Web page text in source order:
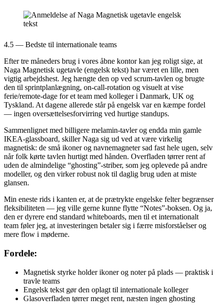
4.5 — Bedste til internationale teams
Efter tre måneders brug i vores åbne kontor kan jeg roligt sige, at
Naga Magnetisk ugetavle (engelsk tekst) har været en lille, men
vigtig arbejdshest. Jeg hængte den op ved scrum-tavlen og brugte
den til sprintplanlægning, on-call-rotation og visuelt at vise
ferie/remote-dage for et team med kolleger i Danmark, UK og
Tyskland. At dagene allerede står på engelsk var en kæmpe fordel
— ingen oversættelsesforvirring ved hurtige standups.
Sammenlignet med billigere melamin-tavler og endda min gamle
IKEA-glassboard, skiller Naga sig ud ved at være virkelig
magnetisk: de små ikoner og navnemagneter sad fast hele ugen, selv
når folk kørte tavlen hurtigt med hånden. Overfladen tørrer rent af
uden de almindelige “ghosting”-striber, som jeg oplevede på andre
modeller, og den virker robust nok til daglig brug uden at miste
glansen.
Min eneste rids i kanten er, at de prætrykte engelske felter begrænser
fleksibiliteten — jeg ville gerne kunne flytte “Notes”-boksen. Og ja,
den er dyrere end standard whiteboards, men til et internationalt
team føler jeg, at investeringen betaler sig i færre misforståelser og
mere flow i møderne.
Fordele:
Magnetisk styrke holder ikoner og noter på plads — praktisk i
travle teams
Engelsk tekst gør den oplagt til internationale kolleger
Glasoverfladen tørrer meget rent, næsten ingen ghosting